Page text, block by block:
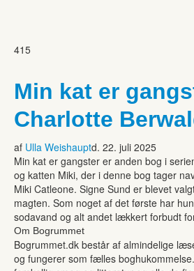
415
Min kat er
Charlotte
af Ulla Weishauptd. 22. juli 2025
Min kat er gangster er anden bog i
og katten Miki, der i denne bog tager
Miki Catleone. Signe Sund er blevet
magten. Som noget af det første har
sodavand og alt andet lækkert forbudt
Om Bogrummet
Bogrummet.dk består af almindelige
og fungerer som fælles